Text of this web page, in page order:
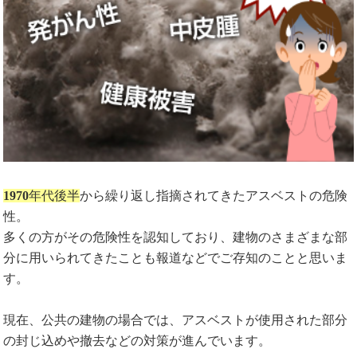
1970年代後半から繰り返し指摘されてきたアスベストの危険
性。
多くの方がその危険性を認知しており、建物のさまざまな部
分に用いられてきたことも報道などでご存知のことと思いま
す。
現在、公共の建物の場合では、アスベストが使用された部分
の封じ込めや撤去などの対策が進んでいます。